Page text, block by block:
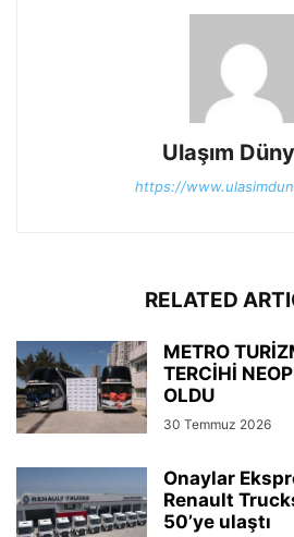
Ulaşım
https://
RELATED
METRO
TERCİHİ
OLDU
30 Temmuz 2026
Onaylar
Renault
50’ye ulaştı